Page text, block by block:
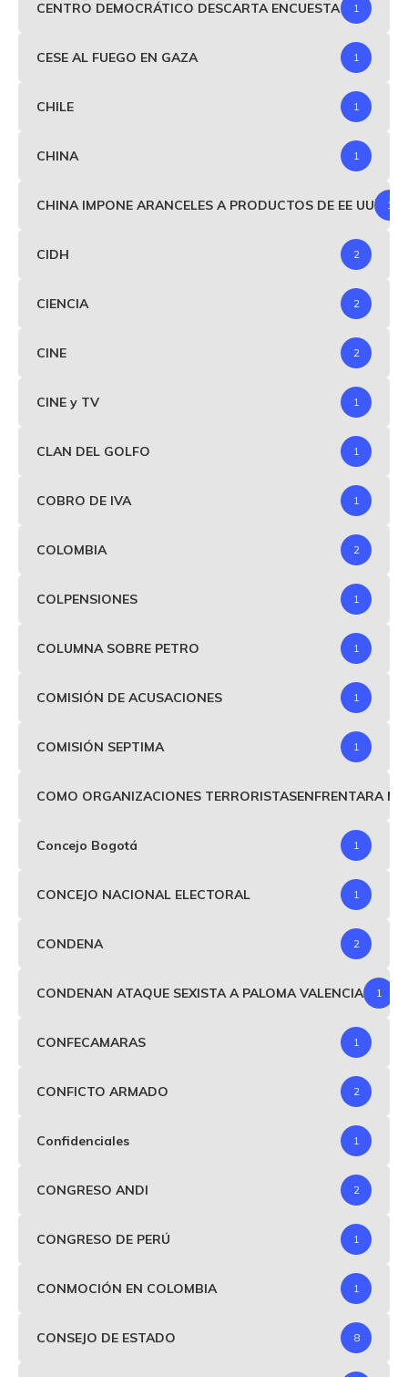
CENTRO DEMOCRÁTICO DESCARTA ENCUESTA 1
CESE AL FUEGO EN GAZA 1
CHILE 1
CHINA 1
CHINA IMPONE ARANCELES A PRODUCTOS DE EE UU 1
CIDH 2
CIENCIA 2
CINE 2
CINE y TV 1
CLAN DEL GOLFO 1
COBRO DE IVA 1
COLOMBIA 2
COLPENSIONES 1
COLUMNA SOBRE PETRO 1
COMISIÓN DE ACUSACIONES 1
COMISIÓN SEPTIMA 1
COMO ORGANIZACIONES TERRORISTASENFRENTARA
Concejo Bogotá 1
CONCEJO NACIONAL ELECTORAL 1
CONDENA 2
CONDENAN ATAQUE SEXISTA A PALOMA VALENCIA 1
CONFECAMARAS 1
CONFICTO ARMADO 2
Confidenciales 1
CONGRESO ANDI 2
CONGRESO DE PERÚ 1
CONMOCIÓN EN COLOMBIA 1
CONSEJO DE ESTADO 8